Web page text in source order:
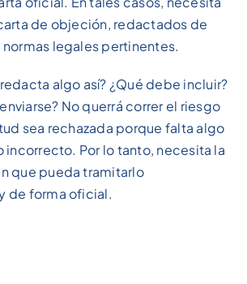
de objeción, redactados de
legales pertinentes.
algo así? ¿Qué debe incluir?
No querrá correr el riesgo
sea rechazada porque falta algo
incorrecto. Por lo tanto, necesita la
que pueda tramitarlo
de forma oficial.